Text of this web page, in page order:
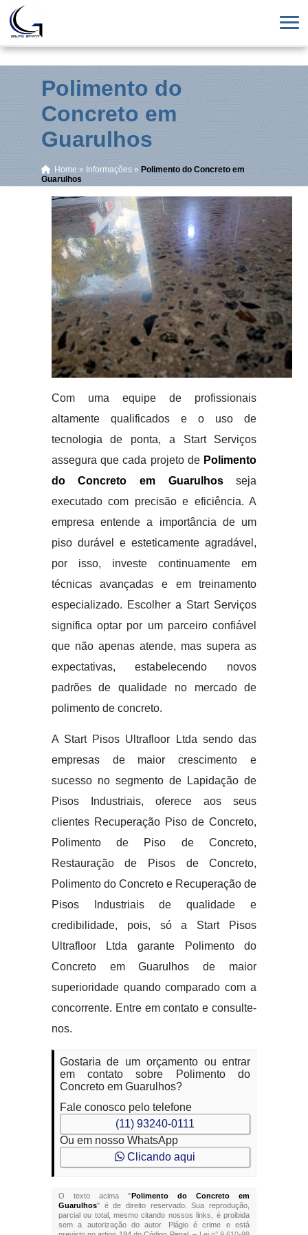
Polimento do
Concreto em
Guarulhos
Home » Informações » Polimento do Concreto em
Guarulhos
Com uma equipe de profissionais
altamente qualificados e o uso de
tecnologia de ponta, a Start Serviços
assegura que cada projeto de Polimento
do Concreto em Guarulhosseja
executado com precisão e eficiência. A
empresa entende a importância de um
piso durável e esteticamente agradável,
por isso, investe continuamente em
técnicas avançadas e em treinamento
especializado. Escolher a Start Serviços
significa optar por um parceiro confiável
que não apenas atende, mas supera as
expectativas, estabelecendo novos
padrões de qualidade no mercado de
polimento de concreto.
A Start Pisos Ultrafloor Ltda sendo das
empresas de maior crescimento e
sucesso no segmento de Lapidação de
Pisos Industriais, oferece aos seus
clientes Recuperação Piso de Concreto,
Polimento de Piso de Concreto,
Restauração de Pisos de Concreto,
Polimento do Concreto e Recuperação de
Pisos Industriais de qualidade e
credibilidade, pois, só a Start Pisos
Ultrafloor Ltda garante Polimento do
Concreto em Guarulhos de maior
superioridade quando comparado com a
concorrente. Entre em contato e consulte-
nos.
Gostaria de um orçamento ou entrar
em contato sobre Polimento do
Concreto em Guarulhos?
Fale conosco pelo telefone
(11) 93240-0111
Ou em nosso WhatsApp
Clicando aqui
O texto acima "Polimento do Concreto em
Guarulhos" é de direito reservado. Sua reprodução,
parcial ou total, mesmo citando nossos links, é proibida
sem a autorização do autor. Plágio é crime e está